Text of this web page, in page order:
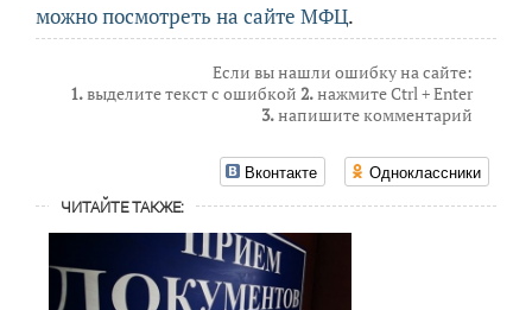
можно посмотреть на сайте МФЦ.
Если вы нашли ошибку на сайте:
1.выделите текст с ошибкой 2.нажмите Ctrl + Enter
3.напишите комментарий
Вконтакте Одноклассники
ЧИТАЙТЕ ТАКЖЕ: